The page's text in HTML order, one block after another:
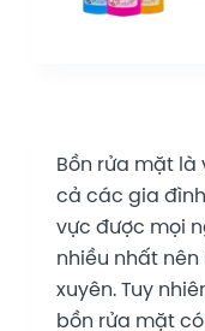
Bồn rửa mặt
cả các gia
vực được mọi
nhiều nhất
xuyên. Tuy
bồn rửa mặt